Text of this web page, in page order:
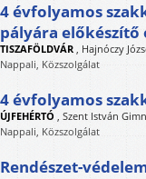
4 évfolyamos
pályára előkészítő
TISZAFÖLDVÁR , Hajnóczy
Nappali, Közszolgálat
4 évfolyamos
ÚJFEHÉRTÓ , Szent István
Nappali, Közszolgálat
Rendészet-